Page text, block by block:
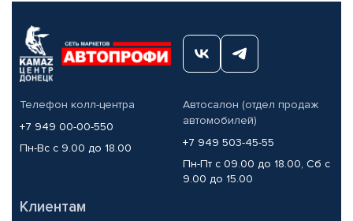
Телефон колл-центра
+7 949 00-00-550
Пн-Вс с 9.00 до 18.00
Автосалон (отдел продаж
автомобилей)
+7 949 503-45-55
Пн-Пт с 09.00 до 18.00, Сб с
9.00 до 15.00
Клиентам